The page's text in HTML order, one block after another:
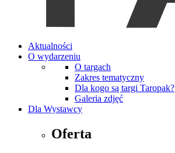
Aktualności
O wydarzeniu
O targach
Zakres tematyczny
Dla kogo są targi Taropak?
Galeria zdjęć
Dla Wystawcy
Oferta